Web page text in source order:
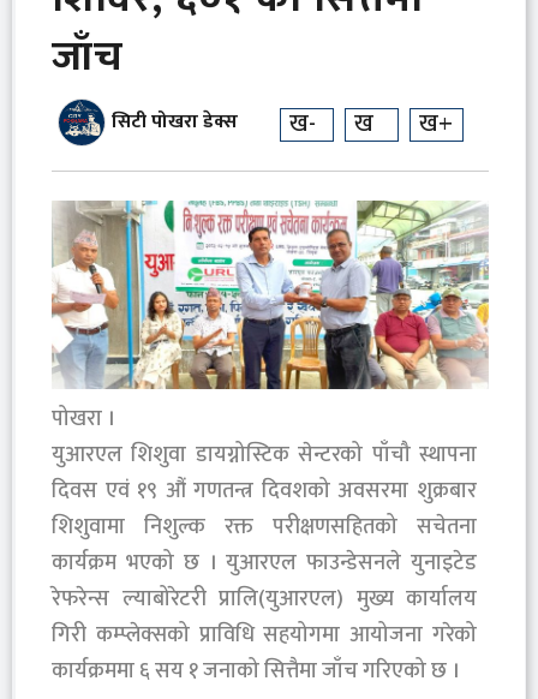
जाँच
सिटी पोखरा डेक्स ख- ख ख+
पोखरा ।
युआरएल शिशुवा डायग्नोस्टिक सेन्टरको पाँचौ स्थापना
दिवस एवं १९ औं गणतन्त्र दिवशको अवसरमा शुक्रबार
शिशुवामा निशुल्क रक्त परीक्षणसहितको सचेतना
कार्यक्रम भएको छ । युआरएल फाउन्डेसनले युनाइटेड
रेफरेन्स ल्याबोरेटरी प्रालि(युआरएल) मुख्य कार्यालय
गिरी कम्प्लेक्सको प्राविधि सहयोगमा आयोजना गरेको
कार्यक्रममा ६ सय १ जनाको सित्तैमा जाँच गरिएको छ ।